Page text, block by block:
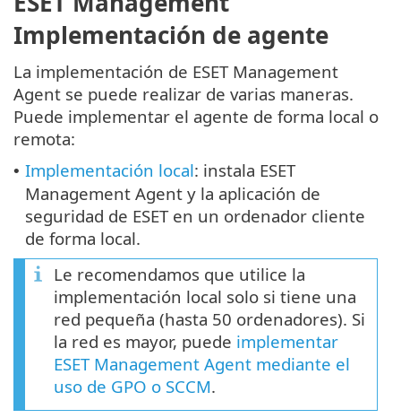
Implementación de agente
La implementación de ESET Management
Agent se puede realizar de varias maneras.
Puede implementar el agente de forma local o
remota:
• Implementación local: instala ESET
Management Agent y la aplicación de
seguridad de ESET en un ordenador cliente
de forma local.
Le recomendamos que utilice la
implementación local solo si tiene una
red pequeña (hasta 50 ordenadores). Si
la red es mayor, puede implementar
ESET Management Agent mediante el
uso de GPO o SCCM.